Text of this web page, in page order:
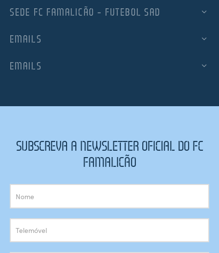
SEDE FC FAMALICÃO – FUTEBOL SAD
EMAILS
EMAILS
SUBSCREVA A NEWSLETTER OFICIAL DO FC
FAMALICÃO
Subscrição
Newsletter